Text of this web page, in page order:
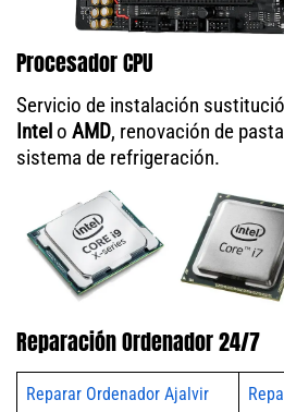
Procesador CPU
Servicio de instalación
Intelo AMD, renovación de
sistema de refrigeración.
Reparación Ordenador 24/7
Reparar Ordenador Ajalvir